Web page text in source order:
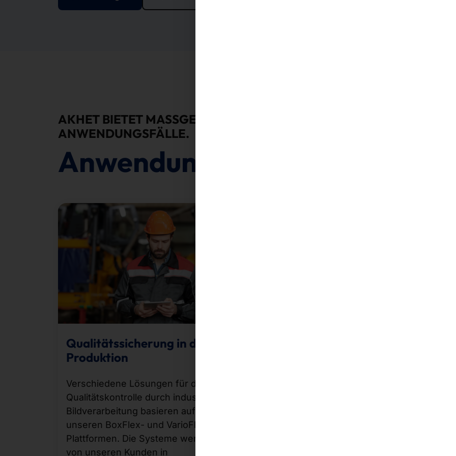
AKHET BIETET MASSGESCHNEIDERTE LÖSUNGEN FÜR IHRE A
NWENDUNGSFÄLLE.
Anwendungen
Qualitätssicherung in der
Produktion
Verschiedene Lösungen für die
Qualitätskontrolle durch industrielle
Bildverarbeitung basieren auf
unseren BoxFlex- und VarioFlex-
Plattformen. Die Systeme werden
von unseren Kunden in